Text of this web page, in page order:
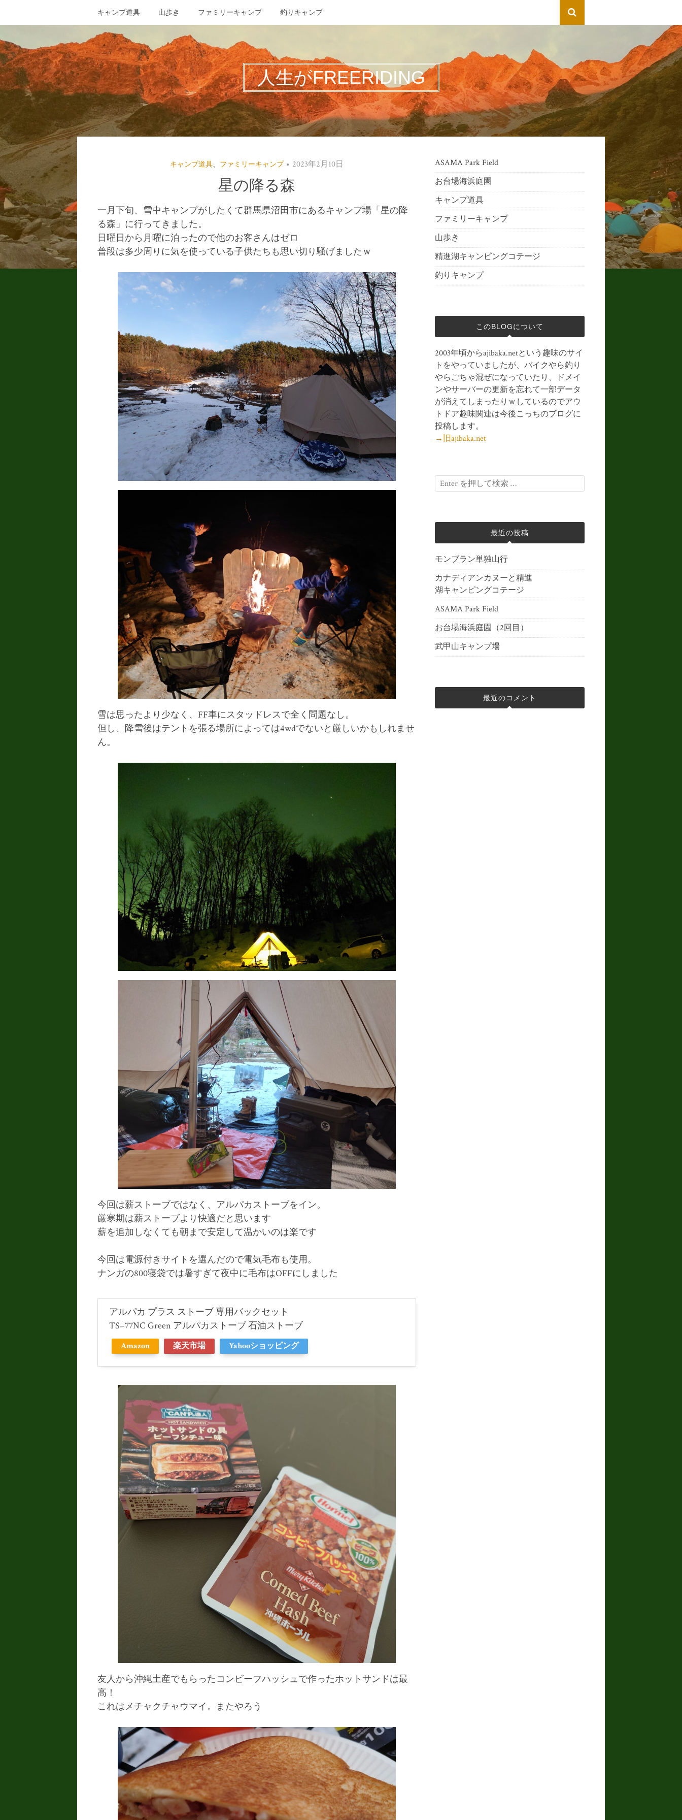
キャンプ道具 山歩き ファミリーキャンプ 釣りキャンプ
人生がFREERIDING
キャンプ道具、 ファミリーキャンプ 2023年2月10日
星の降る森
一月下旬、雪中キャンプがしたくて群馬県沼田市にあるキャンプ場「星の降
る森」に行ってきました。
日曜日から月曜に泊ったので他のお客さんはゼロ
普段は多少周りに気を使っている子供たちも思い切り騒げましたｗ
雪は思ったより少なく、FF車にスタッドレスで全く問題なし。
但し、降雪後はテントを張る場所によっては4wdでないと厳しいかもしれませ
ん。
今回は薪ストーブではなく、アルパカストーブをイン。
厳寒期は薪ストーブより快適だと思います
薪を追加しなくても朝まで安定して温かいのは楽です
今回は電源付きサイトを選んだので電気毛布も使用。
ナンガの800寝袋では暑すぎて夜中に毛布はOFFにしました
アルパカ プラス ストーブ 専用バックセット
TS−77NC Green アルパカストーブ 石油ストーブ
Amazon 楽天市場 Yahooショッピング
友人から沖縄土産でもらったコンビーフハッシュで作ったホットサンドは最
高！
これはメチャクチャウマイ。またやろう
ASAMA Park Field
お台場海浜庭園
キャンプ道具
ファミリーキャンプ
山歩き
精進湖キャンピングコテージ
釣りキャンプ
このBLOGについて
2003年頃からajibaka.netという趣味のサイ
トをやっていましたが、バイクやら釣り
やらごちゃ混ぜになっていたり、ドメイ
ンやサーバーの更新を忘れて一部データ
が消えてしまったりｗしているのでアウ
トドア趣味関連は今後こっちのブログに
投稿します。
→旧ajibaka.net
最近の投稿
モンブラン単独山行
カナディアンカヌーと精進
湖キャンピングコテージ
ASAMA Park Field
お台場海浜庭園（2回目）
武甲山キャンプ場
最近のコメント